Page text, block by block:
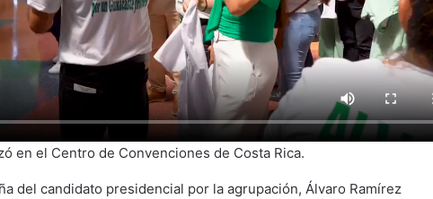
en el Centro de Convenciones de Costa Rica.
del candidato presidencial por la agrupación, Álvaro Ramírez